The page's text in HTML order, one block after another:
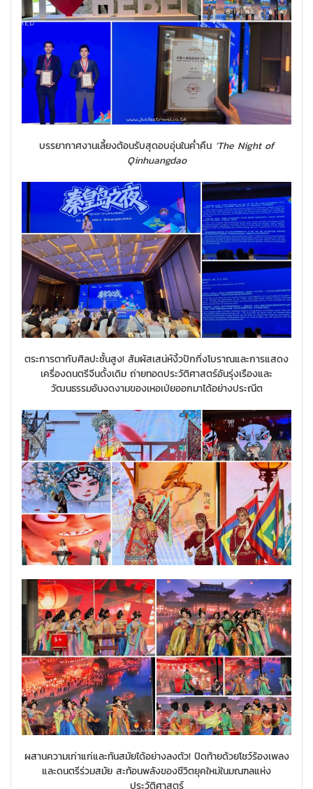
บรรยากาศงานเลี้ยงต้อนรับสุดอบอุ่นในค่ำคืน ‘The Night of
Qinhuangdao
ตระการตากับศิลปะชั้นสูง! สัมผัสเสน่ห์งิ้วปักกิ่งโบราณและการแสดง
เครื่องดนตรีจีนดั้งเดิม ถ่ายทอดประวัติศาสตร์อันรุ่งเรืองและ
วัฒนธรรมอันงดงามของเหอเป่ยออกมาได้อย่างประณีต
ผสานความเก่าแก่และทันสมัยได้อย่างลงตัว! ปิดท้ายด้วยโชว์ร้องเพลง
และดนตรีร่วมสมัย สะท้อนพลังของชีวิตยุคใหม่ในมณฑลแห่ง
ประวัติศาสตร์